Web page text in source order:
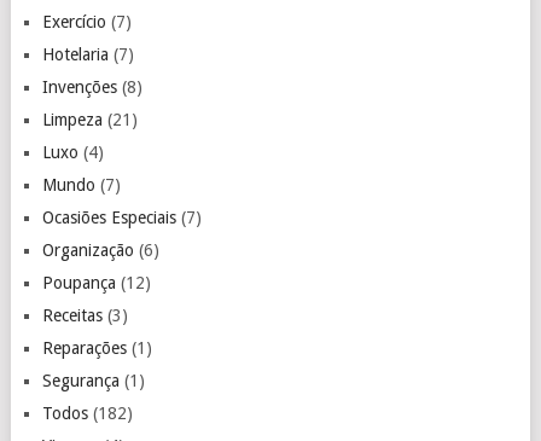
Exercício (7)
Hotelaria (7)
Invenções(8)
Limpeza (21)
Luxo (4)
Mundo (7)
Ocasiões Especiais(7)
Organização (6)
Poupança (12)
Receitas(3)
Reparações(1)
Segurança (1)
Todos(182)